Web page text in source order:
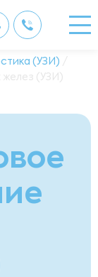
(УЗИ) /
(УЗИ)